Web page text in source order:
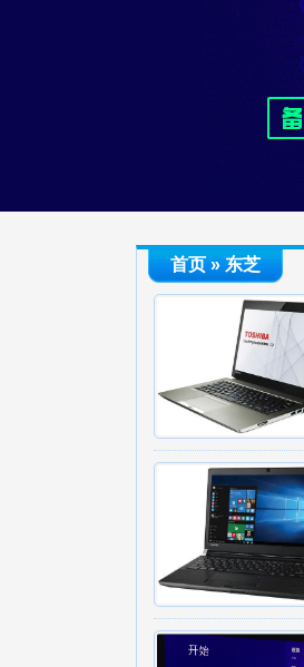
首页» 东芝